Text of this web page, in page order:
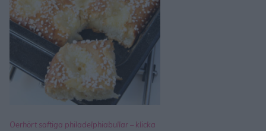
Oerhört saftiga philadelphiabullar – klicka